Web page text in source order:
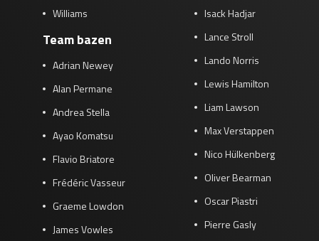
Williams
Team bazen
Adrian Newey
Alan Permane
Andrea Stella
Ayao Komatsu
Flavio Briatore
Frédéric Vasseur
Graeme Lowdon
James Vowles
Isack Hadjar
Lance Stroll
Lando Norris
Lewis Hamilton
Liam Lawson
Max Verstappen
Nico Hülkenberg
Oliver Bearman
Oscar Piastri
Pierre Gasly